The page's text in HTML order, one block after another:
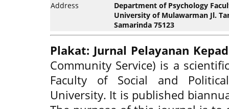
Address
Department of Psychology
University of Mulawarman Jl.
Samarinda 75123
Plakat: Jurnal Pelayanan
Community Service) is a
Faculty of Social and
University. It is published